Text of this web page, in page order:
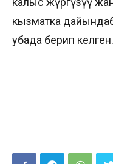
кызматка
убада берип келген.